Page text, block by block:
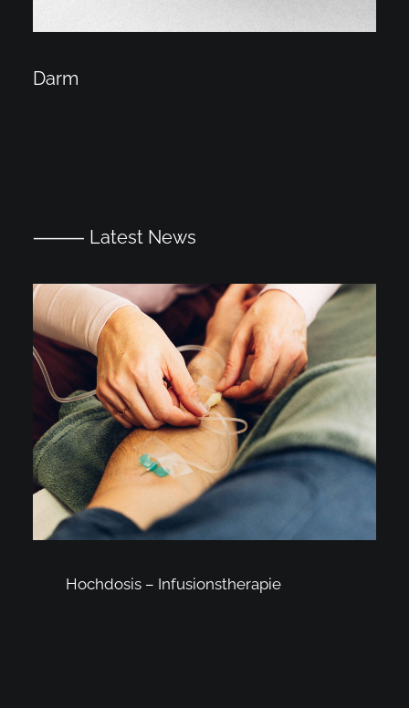
Darm
⸻ Latest News
Hochdosis – Infusionstherapie